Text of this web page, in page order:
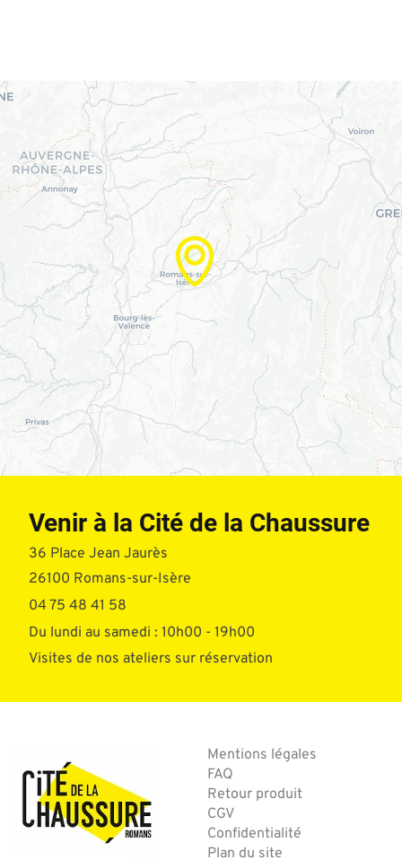
Venir à la Cité de la Chaussure
36 Place Jean Jaurès
26100 Romans-sur-Isère
04 75 48 41 58
Du lundi au samedi : 10h00 - 19h00
Visites de nos ateliers sur réservation
Mentions légales
FAQ
Retour produit
CGV
Confidentialité
Plan du site